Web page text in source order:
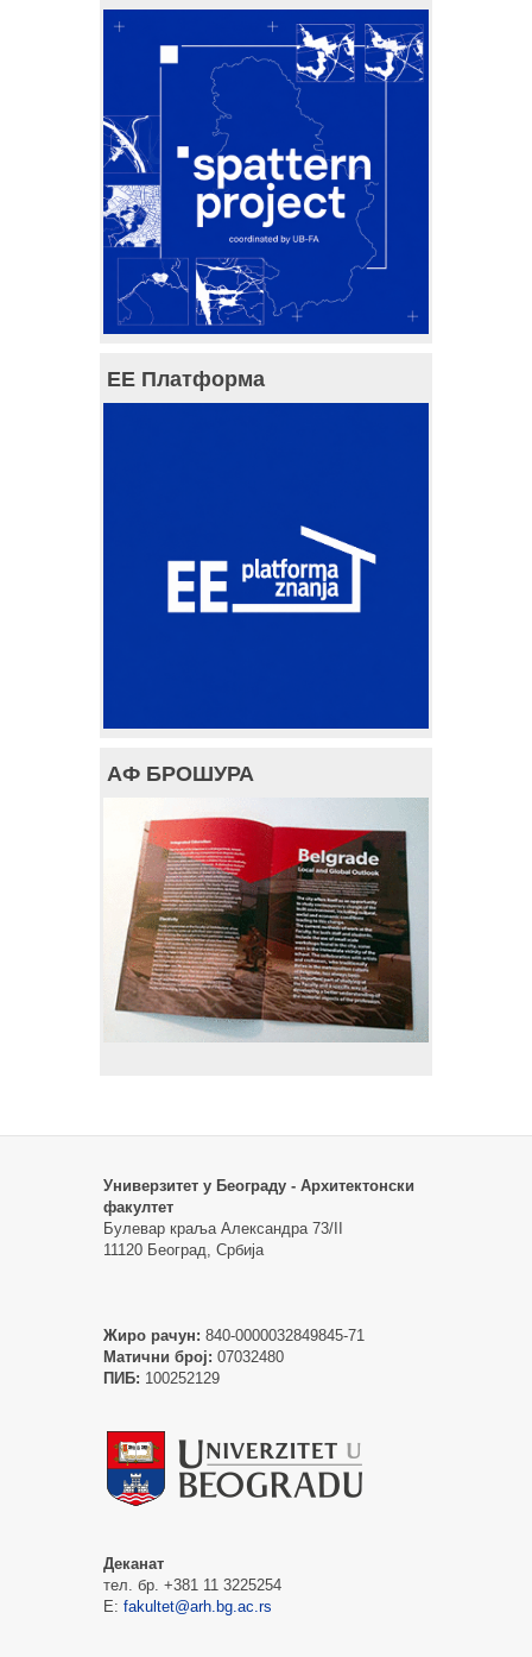
ЕЕ Платформа
АФ БРОШУРА
Универзитет у Београду - Архитектонски
факултет
Булевар краља Александра 73/II
11120 Београд, Србија
Жиро рачун: 840-0000032849845-71
Матични број: 07032480
ПИБ: 100252129
Деканат
тел. бр. +381 11 3225254
Е: fakultet@arh.bg.ac.rs